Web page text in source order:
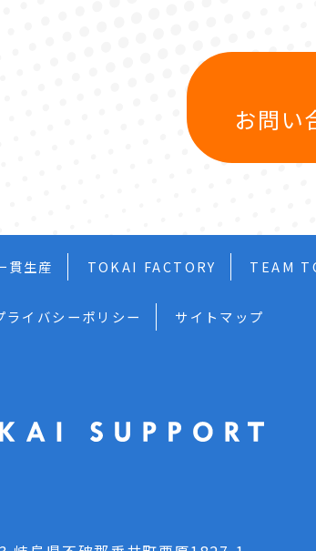
お問い
貫生産 TOKAI FACTORY TEAM
ライバシーポリシー サイトマップ